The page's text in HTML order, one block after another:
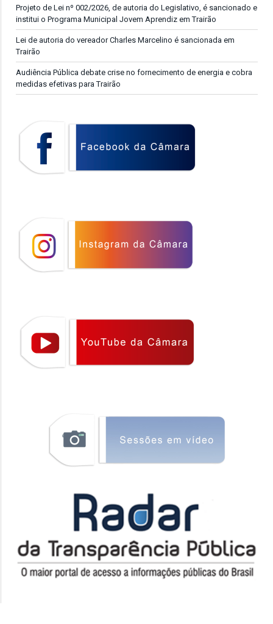
Projeto de Lei nº 002/2026, de autoria do Legislativo, é sancionado e
institui o Programa Municipal Jovem Aprendiz em Trairão
Lei de autoria do vereador Charles Marcelino é sancionada em
Trairão
Audiência Pública debate crise no fornecimento de energia e cobra
medidas efetivas para Trairão